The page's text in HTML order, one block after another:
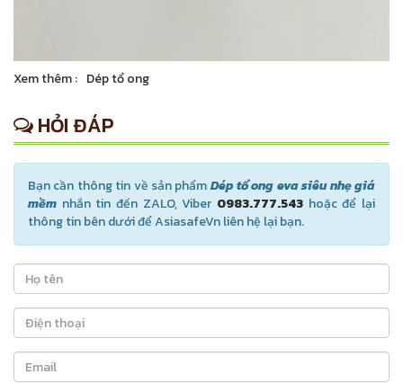
Xem thêm : Dép tổ ong
HỎI ĐÁP
Bạn cần thông tin về sản phẩmDép tổ ong eva siêu nhẹ giá
mềm nhắn tin đến ZALO, Viber 0983.777.543 hoặc để lại
thông tin bên dưới để AsiasafeVn liên hệ lại bạn.